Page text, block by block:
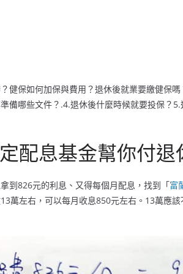
健保如何加保與費用？退休後就業要繳健保
備哪些文件？.4.退休後什麼時候就要投保？
配息基金幫你付
到826元的利息、又得每個月配息，找到「富
萬左右，可以每月收息850元左右。13萬應